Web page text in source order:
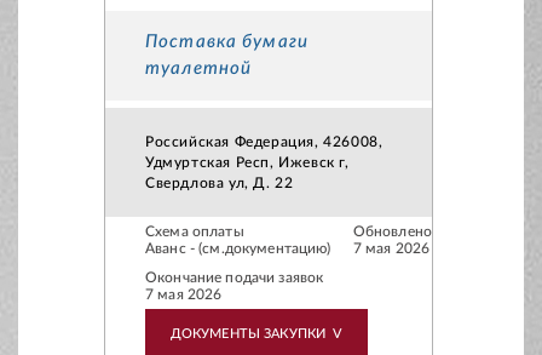
Поставка бумаги
туалетной
Российская Федерация, 426008,
Удмуртская Респ, Ижевск г,
Свердлова ул, Д. 22
Схема оплаты
Аванс - (см.документацию)
Обновлено
7 мая 2026
Окончание подачи заявок
7 мая 2026
ДОКУМЕНТЫ ЗАКУПКИ V